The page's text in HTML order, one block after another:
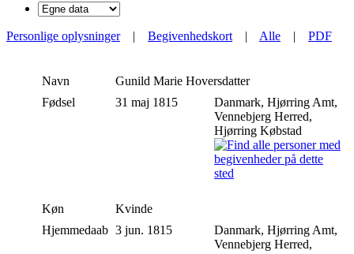
Personlige oplysninger| Begivenhedskort | Alle | PDF
Navn Gunild Marie Hoversdatter
Fødsel
31 maj 1815
Danmark, Hjørring Amt,
Vennebjerg Herred,
Hjørring Købstad
Køn
Kvinde
Hjemmedaab 3 jun. 1815
Danmark, Hjørring Amt,
Vennebjerg Herred,